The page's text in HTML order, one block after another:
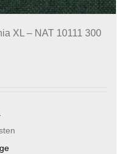
XL – NAT 10111 300